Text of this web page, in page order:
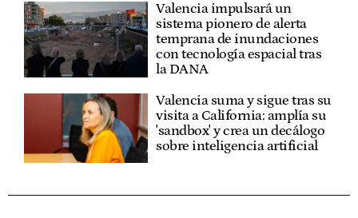
Valencia impulsará un
sistema pionero de alerta
temprana de inundaciones
con tecnología espacial tras
la DANA
Valencia suma y sigue tras su
visita a California: amplía su
'sandbox' y crea un decálogo
sobre inteligencia artificial